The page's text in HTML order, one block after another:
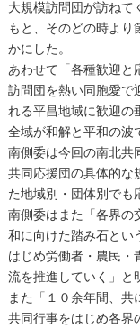
大規模訪問団が訪ねて
もと、そのどの時より
かにした。
あわせて「各種歓迎と
訪問団を熱い同胞愛で
れる平昌地域に歓迎の
全域が和解と平和の波
南側委は今回の南北共
共同応援団の具体的な
た地域別・団体別でも
南側委はまた「各界の
和に向けた踏み石とい
はじめ労働者・農民・
流を推進していく」と
また「１０余年間、共
共同行事をはじめ各界